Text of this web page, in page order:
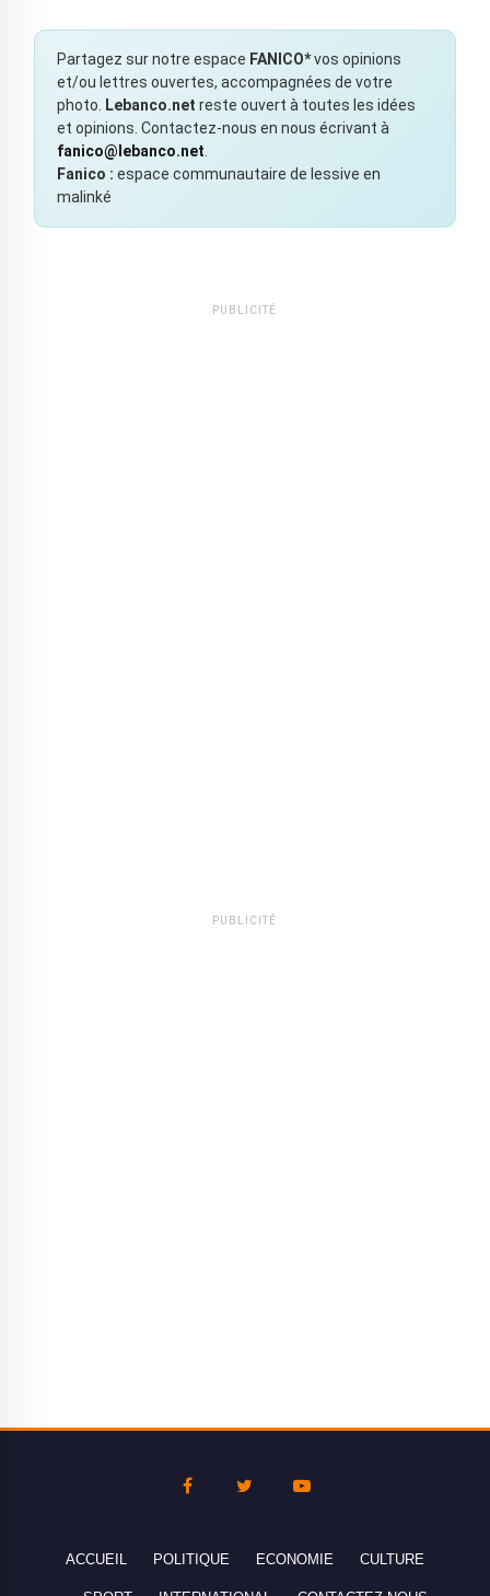
Partagez sur notre espace FANICO*vos opinions
et/ou lettres ouvertes, accompagnées de votre
photo.
Lebanco.net reste ouvert à toutes les idées
et opinions. Contactez-nous en nous écrivant à
fanico@lebanco.net
Fanico : espace communautaire de lessive en
malinké
PUBLICITÉ
PUBLICITÉ
ACCUEIL POLITIQUE ECONOMIE CULTURE